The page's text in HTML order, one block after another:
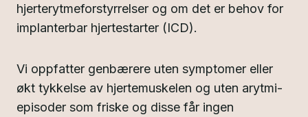
hjerterytmeforstyrrelser og om det er behov for
implanterbar hjertestarter (ICD).
Vi oppfatter genbærere uten symptomer eller
økt tykkelse av hjertemuskelen og uten arytmi-
episoder som friske og disse får ingen